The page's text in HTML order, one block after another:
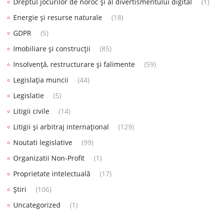
Energie și resurse naturale
(18)
GDPR
(5)
Imobiliare și construcții
(85)
Insolvență, restructurare și falimente
(59)
Legislația muncii
(44)
Legislatie
(5)
Litigii civile
(14)
Litigii și arbitraj internațional
(129)
Noutati legislative
(99)
Organizatii Non-Profit
(1)
Proprietate intelectuală
(17)
Știri
(106)
Uncategorized
(1)